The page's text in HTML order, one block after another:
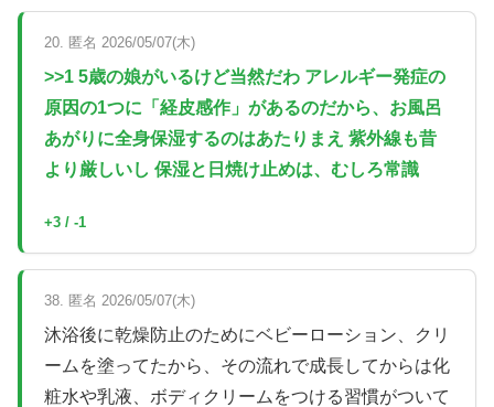
20. 匿名 2026/05/07(木)
>>1 5歳の娘がいるけど当然だわ アレルギー発症の
原因の1つに「経皮感作」があるのだから、お風呂
あがりに全身保湿するのはあたりまえ 紫外線も昔
より厳しいし 保湿と日焼け止めは、むしろ常識
+3 / -1
38. 匿名 2026/05/07(木)
沐浴後に乾燥防止のためにベビーローション、クリ
ームを塗ってたから、その流れで成長してからは化
粧水や乳液、ボディクリームをつける習慣がついて